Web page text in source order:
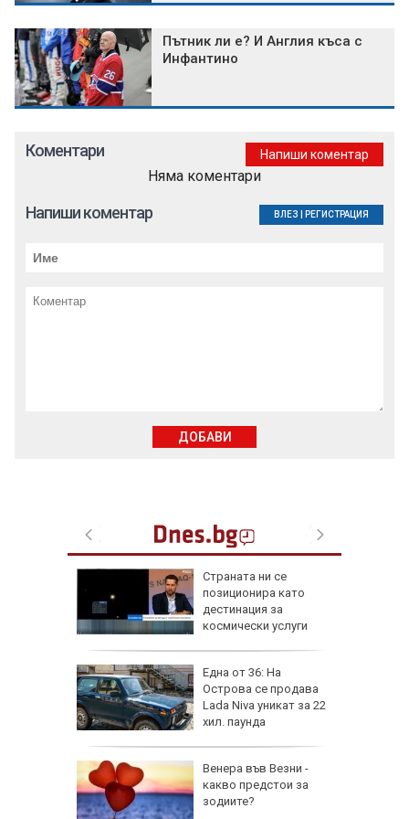
Пътник ли е? И Англия къса с
Инфантино
Страната ни се
позиционира като
дестинация за
космически услуги
Една от 36: На
Острова се продава
Lada Niva уникат за 22
хил. паунда
Венера във Везни -
какво предстои за
зодиите?
Коментари Напиши коментар
Няма коментари
Напиши коментар ВЛЕЗ РЕГИСТРАЦИЯ
ДОБАВИ